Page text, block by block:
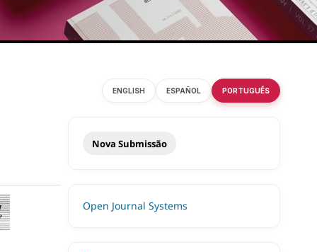
Nova Submissão
Open Journal Systems
ENGLISH ESPAÑOL PORTUGUÊS